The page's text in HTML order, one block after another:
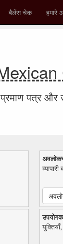
बैलेंस चेक हमारे
प्रमाण पत्र और